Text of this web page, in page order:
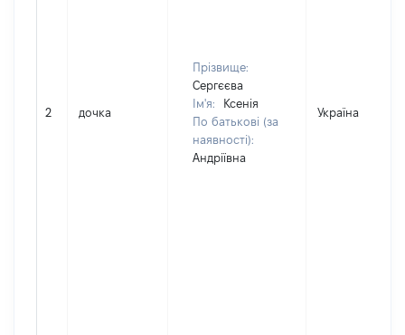
2 дочка
Прізвище:
Сергєєва
Ім'я:
Ксенія
По батькові (за
наявності):
Андріївна
Україна